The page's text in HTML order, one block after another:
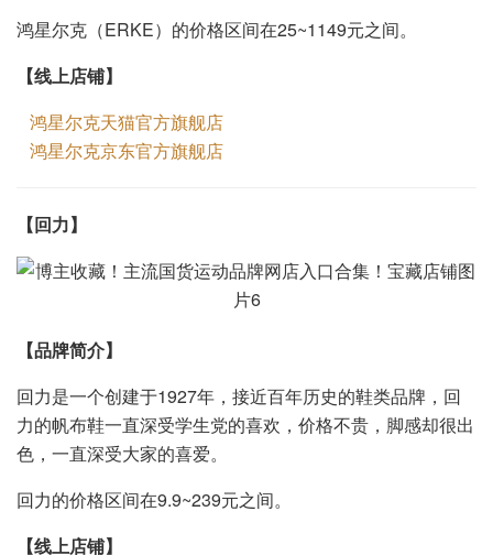
鸿星尔克（ERKE）的价格区间在25~1149元之间。
【线上店铺】
鸿星尔克天猫官方旗舰店
鸿星尔克京东官方旗舰店
【回力】
【品牌简介】
回力是一个创建于1927年，接近百年历史的鞋类品牌，回
力的帆布鞋一直深受学生党的喜欢，价格不贵，脚感却很出
色，一直深受大家的喜爱。
回力的价格区间在9.9~239元之间。
【线上店铺】